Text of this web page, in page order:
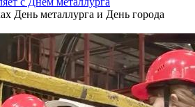
День металлурга и День города